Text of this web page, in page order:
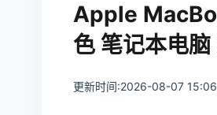
Apple
色 笔记本电
更新时间:2026-08-07